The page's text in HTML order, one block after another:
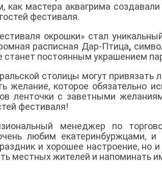
как мастера аквагрима
фестиваля.
окрошки» стал
расписная Дар-Птица,
станет постоянным украшением
столицы могут привязать
желание, которое обязательно
ленточки с заветными
фестиваля!
менеджер по
любим екатеринбуржцами,
и хорошее настроение, но
местных жителей и напоминать